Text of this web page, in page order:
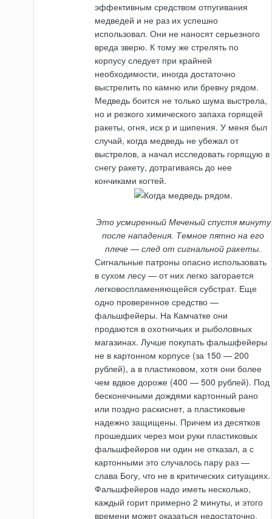
эффективным средством отпугивания
медведей и не раз их успешно
использовал. Они не наносят серьезного
вреда зверю. К тому же стрелять по
корпусу следует при крайней
необходимости, иногда достаточно
выстрелить по камню или бревну рядом.
Медведь боится не только шума выстрела,
но и резкого химического запаха горящей
ракеты, огня, иск р и шипения. У меня был
случай, когда медведь не убежал от
выстрелов, а начал исследовать горящую в
снегу ракету, дотрагиваясь до нее
кончиками когтей.
Это усмиренный Меченый спустя минуту
после нападения. Темное пятно на его
плече — след от сигнальной ракеты.
Сигнальные патроны опасно использовать
в сухом лесу — от них легко загорается
легковоспламеняющейся субстрат. Еще
одно проверенное средство —
фальшфейеры. На Камчатке они
продаются в охотничьих и рыболовных
магазинах. Лучше покупать фальшфейеры
не в картонном корпусе (за 150 — 200
рублей), а в пластиковом, хотя они более
чем вдвое дороже (400 — 500 рублей). Под
бесконечными дождями картонный рано
или поздно раскиснет, а пластиковые
надежно защищены. Причем из десятков
прошедших через мои руки пластиковых
фальшфейеров ни один не отказал, а с
картонными это случалось пару раз —
слава Богу, что не в критических ситуациях.
Фальшфейеров надо иметь несколько,
каждый горит примерно 2 минуты, и этого
времени может оказаться недостаточно,